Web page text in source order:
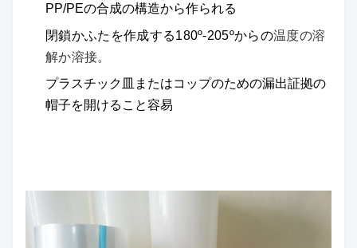
PP/PEの合成の構造から作られる
閉鎖かふたを作成する180º-205ºからの温度の溶
解か溶接。
プラスチック皿またはコップのための漏出証拠の
帽子を開けること容易